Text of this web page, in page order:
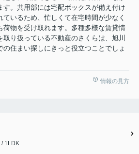
す。共用部には宅配ボックスが備え付け
ているため、忙しくて在宅時間が少なく
荷物を受け取れます。多種多様な賃貸情
取り扱っている不動産のさくらは、旭川
の住まい探しにきっと役立つことでしょ
情報の見方
/ 1LDK